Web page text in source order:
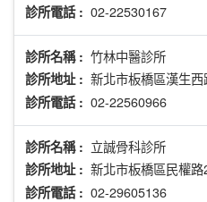
診所電話 : 02-22530167
診所名稱 : 竹林中醫診所
診所地址 : 新北市板橋區漢生
診所電話 : 02-22560966
診所名稱 : 立誠骨科診所
診所地址 : 新北市板橋區民權
診所電話 : 02-29605136